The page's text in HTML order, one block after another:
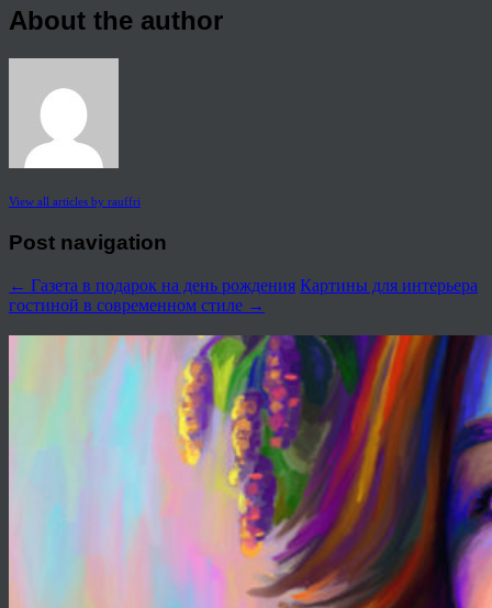
About the author
View all articles by rauffri
Post navigation
← Газета в подарок на день рождения Картины для интерьера
гостиной в современном стиле →